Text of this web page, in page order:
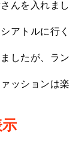
んを入れまし
アトルに行く
したが、ラン
ッションは楽